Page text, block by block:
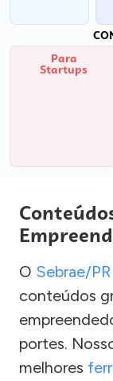
Para
Startups
O Sebrae/PR
conteúdos
portes.
melhores